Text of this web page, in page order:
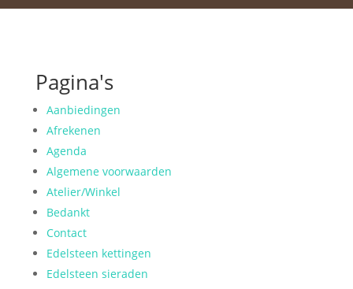
Pagina's
Aanbiedingen
Afrekenen
Agenda
Algemene voorwaarden
Atelier/Winkel
Bedankt
Contact
Edelsteen kettingen
Edelsteen sieraden